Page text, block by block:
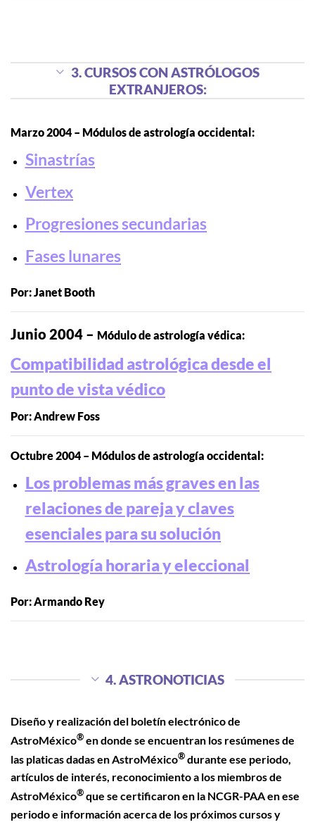
3. CURSOS CON ASTRÓLOGOS
EXTRANJEROS:
Marzo 2004 – Módulos de astrología occidental:
Sinastrías
Vertex
Progresiones secundarias
Fases lunares
Por: Janet Booth
Junio 2004 – Módulo de astrología védica:
Compatibilidad astrológica desde el
punto de vista védico
Por: Andrew Foss
Octubre 2004 – Módulos de astrología occidental:
Los problemas más graves en las
relaciones de pareja y claves
esenciales para su solución
Astrología horaria y eleccional
Por: Armando Rey
4. ASTRONOTICIAS
Diseño y realización del boletín electrónico de
AstroMéxico®en donde se encuentran los resúmenes de
las platicas dadas en AstroMéxico®durante ese periodo,
artículos de interés, reconocimiento a los miembros de
AstroMéxico®que se certificaron en la NCGR-PAA en ese
periodo e información acerca de los próximos cursos y